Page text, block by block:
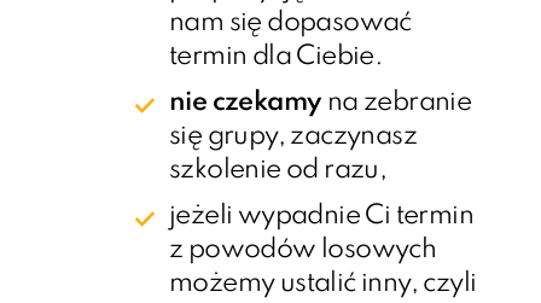
nam się dopasować
termin dla Ciebie.
nie czekamy na zebranie
się grupy, zaczynasz
szkolenie od razu,
jeżeli wypadnie Ci termin
z powodów losowych
możemy ustalić inny, czyli